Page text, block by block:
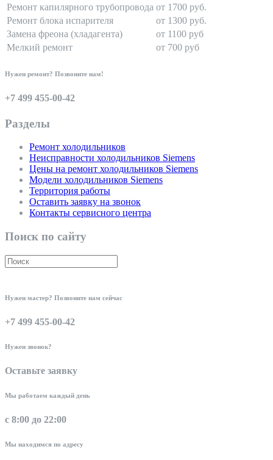
Ремонт капилярного трубопровода от 1700 руб.
Ремонт блока испарителя
от 1300 руб.
Замена фреона (хладагента)
от 1100 руб
Мелкий ремонт
от 700 руб
Нужен ремонт? Позвоните нам!
+7 499 455-00-42
Разделы
Ремонт холодильников
Неисправности холодильников Siemens
Цены на ремонт холодильников Siemens
Модели холодильников Siemens
Территория работы
Оставить заявку на звонок
Контакты сервисного центра
Поиск по сайту
Нужен мастер? Позвоните нам сейчас
+7 499 455-00-42
Нужен звонок?
Оставьте заявку
Мы работаем каждый день
с 8:00 до 22:00
Мы находимся по адресу